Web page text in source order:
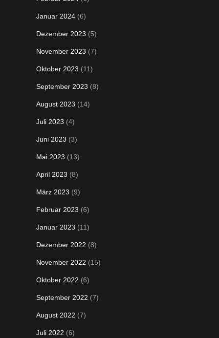
Januar 2024 (6)
Dezember 2023 (5)
November 2023 (7)
Oktober 2023 (11)
September 2023 (8)
August 2023 (14)
Juli 2023 (4)
Juni 2023 (3)
Mai 2023 (13)
April 2023 (8)
März 2023 (9)
Februar 2023 (6)
Januar 2023 (11)
Dezember 2022 (8)
November 2022 (15)
Oktober 2022 (6)
September 2022 (7)
August 2022 (7)
Juli 2022 (6)